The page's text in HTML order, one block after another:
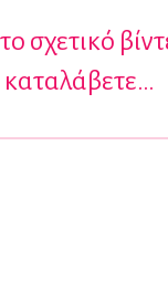
σχετικό
καταλάβετε…